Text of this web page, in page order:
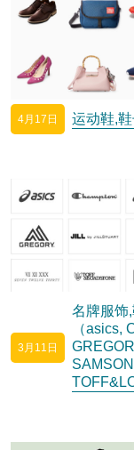
4月17日 运动鞋,
3月11日
名牌服饰
（asics,